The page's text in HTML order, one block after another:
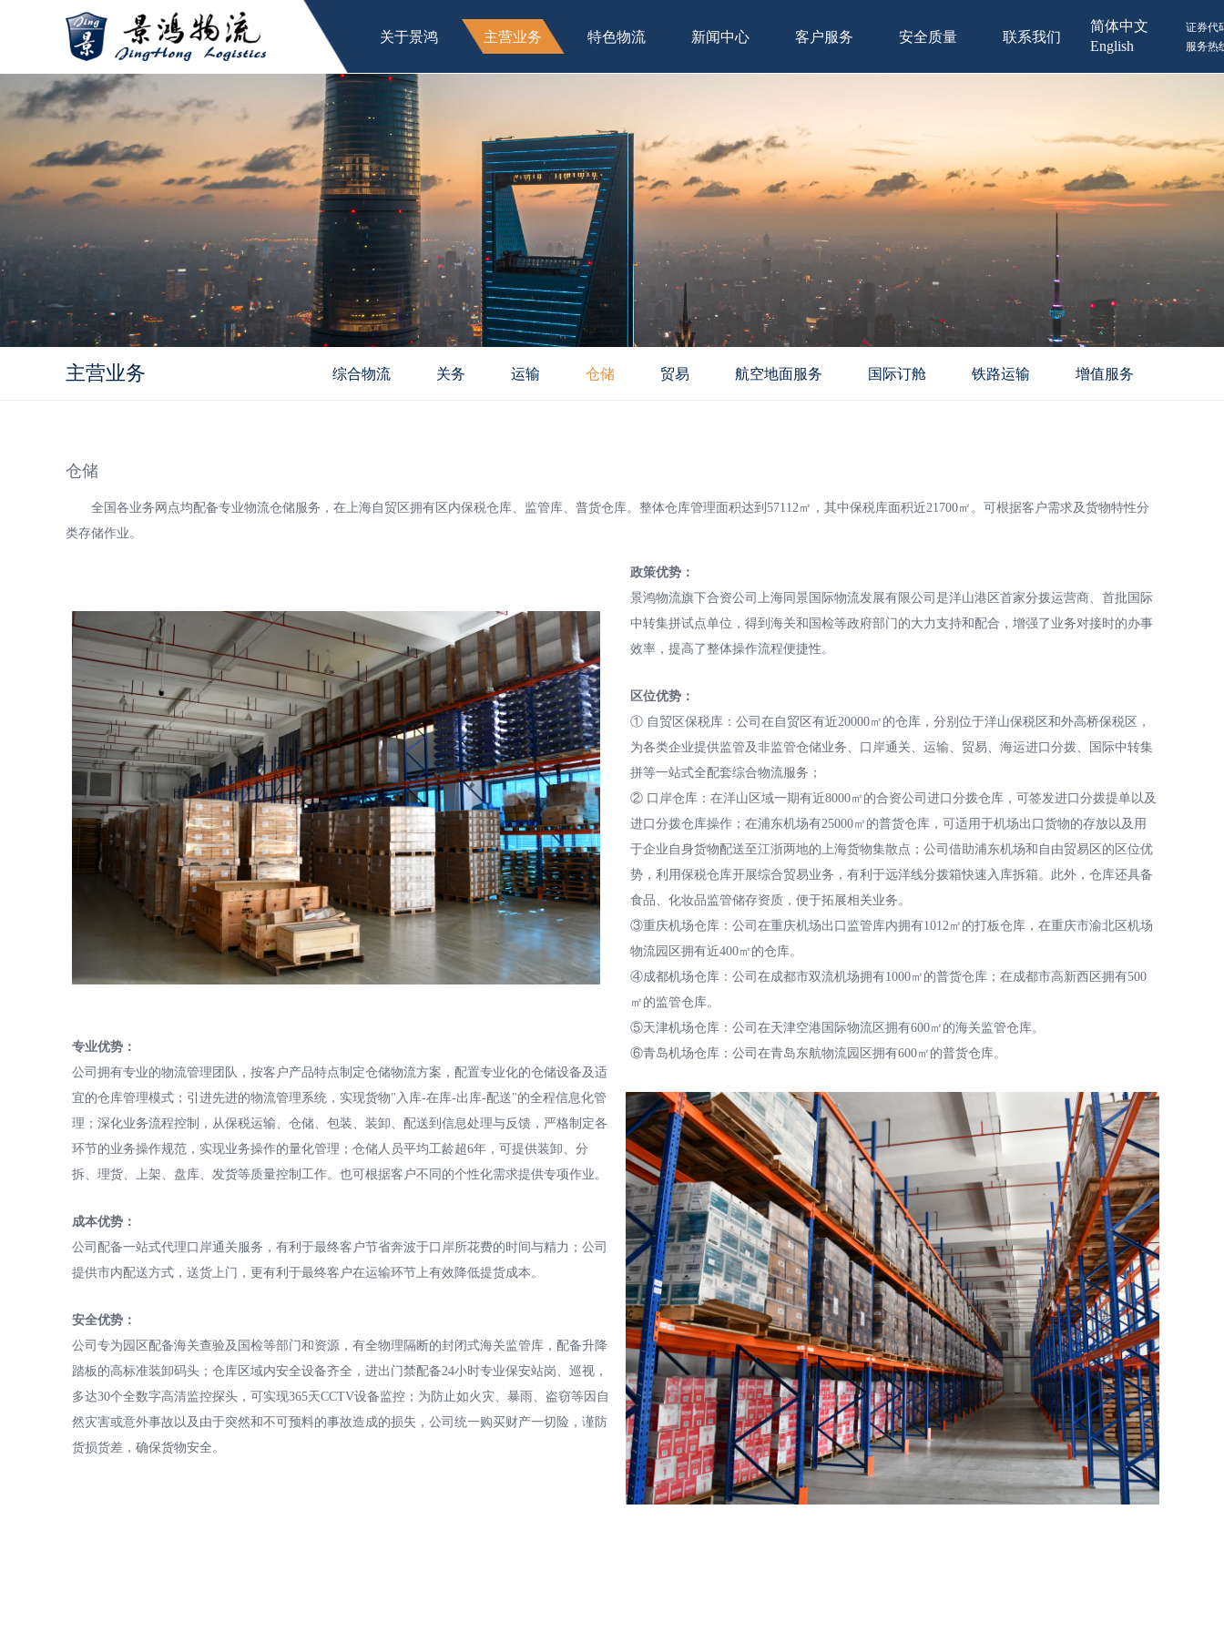
综合物流 关务 运输 仓储 贸易 航空地面服务 国际订舱 铁路运输 增值服务
主营业务
证券代
服务热
简体中文
English
关于景鸿 主营业务 特色物流 新闻中心 客户服务 安全质量 联系我们
仓储
全国各业务网点均配备专业物流仓储服务，在上海自贸区拥有区内保税仓库、监管库、普货仓库。整体仓库管理面积达到57112㎡，其中保税库面积近21700㎡。可根据客户需求及货物特性分
类存储作业。
政策优势：
景鸿物流旗下合资公司上海同景国际物流发展有限公司是洋山港区首家分拨运营商、首批国际
中转集拼试点单位，得到海关和国检等政府部门的大力支持和配合，增强了业务对接时的办事
效率，提高了整体操作流程便捷性。
区位优势：
① 自贸区保税库：公司在自贸区有近20000㎡的仓库，分别位于洋山保税区和外高桥保税区，
为各类企业提供监管及非监管仓储业务、口岸通关、运输、贸易、海运进口分拨、国际中转集
拼等一站式全配套综合物流服务；
② 口岸仓库：在洋山区域一期有近8000㎡的合资公司进口分拨仓库，可签发进口分拨提单以及
进口分拨仓库操作；在浦东机场有25000㎡的普货仓库，可适用于机场出口货物的存放以及用
于企业自身货物配送至江浙两地的上海货物集散点；公司借助浦东机场和自由贸易区的区位优
势，利用保税仓库开展综合贸易业务，有利于远洋线分拨箱快速入库拆箱。此外，仓库还具备
食品、化妆品监管储存资质，便于拓展相关业务。
③重庆机场仓库：公司在重庆机场出口监管库内拥有1012㎡的打板仓库， 在重庆市渝北区机场
物流园区拥有近400㎡的仓库。
④成都机场仓库：公司在成都市双流机场拥有1000㎡的普货仓库；在成都市高新西区拥有500
㎡的监管仓库。
⑤天津机场仓库：公司在天津空港国际物流区拥有600㎡的海关监管仓库。
⑥青岛机场仓库：公司在青岛东航物流园区拥有600㎡的普货仓库。
专业优势：
公司拥有专业的物流管理团队，按客户产品特点制定仓储物流方案，配置专业化的仓储设备及适
宜的仓库管理模式；引进先进的物流管理系统，实现货物"入库-在库-出库-配送"的全程信息化管
理；深化业务流程控制，从保税运输、仓储、包装、装卸、配送到信息处理与反馈，严格制定各
环节的业务操作规范，实现业务操作的量化管理；仓储人员平均工龄超6年，可提供装卸、分
拆、理货、上架、盘库、发货等质量控制工作。也可根据客户不同的个性化需求提供专项作业。
成本优势：
公司配备一站式代理口岸通关服务，有利于最终客户节省奔波于口岸所花费的时间与精力；公司
提供市内配送方式，送货上门，更有利于最终客户在运输环节上有效降低提货成本。
安全优势：
公司专为园区配备海关查验及国检等部门和资源，有全物理隔断的封闭式海关监管库，配备升降
踏板的高标准装卸码头；仓库区域内安全设备齐全，进出门禁配备24小时专业保安站岗、巡视，
多达30个全数字高清监控探头，可实现365天CCTV设备监控；为防止如火灾、暴雨、盗窃等因自
然灾害或意外事故以及由于突然和不可预料的事故造成的损失，公司统一购买财产一切险，谨防
货损货差，确保货物安全。